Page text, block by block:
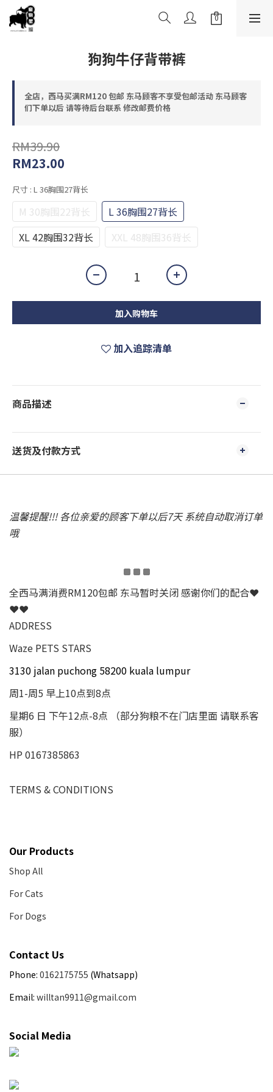
狗狗牛仔背带裤
全店，西马买满RM120 包邮 东马顾客不享受包邮活动 东马顾客
们下单以后 请等待后台联系 修改邮费价格
RM39.90
RM23.00
尺寸 : L 36胸围27背长
M 30胸围22背长
L 36胸围27背长
XL 42胸围32背长
XXL 48胸围36背长
加入购物车
加入追踪清单
商品描述
送货及付款方式
温馨提醒!!! 各位亲爱的顾客下单以后7天 系统自动取消订单
哦
全西马满消费RM120包邮 东马暂时关闭 感谢你们的配合❤
❤❤
ADDRESS
Waze PETS STARS
3130 jalan puchong 58200 kuala lumpur
周1-周5 早上10点到8点
星期6 日 下午12点-8点 （部分狗粮不在门店里面 请联系客
服）
HP 0167385863
TERMS & CONDITIONS
Our Products
Shop All
For Cats
For Dogs
Contact Us
Phone: 0162175755 (Whatsapp)
Email: willtan9911@gmail.com
Social Media